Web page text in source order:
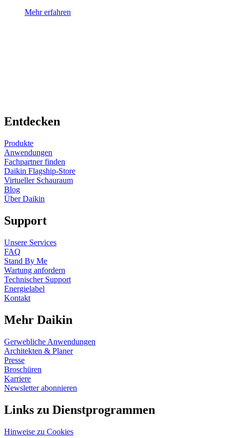
Mehr erfahren
Entdecken
Produkte
Anwendungen
Fachpartner finden
Daikin Flagship-Store
Virtueller Schauraum
Blog
Über Daikin
Support
Unsere Services
FAQ
Stand By Me
Wartung anfordern
Technischer Support
Energielabel
Kontakt
Mehr Daikin
Gerwebliche Anwendungen
Architekten & Planer
Presse
Broschüren
Karriere
Newsletter abonnieren
Links zu Dienstprogrammen
Hinweise zu Cookies